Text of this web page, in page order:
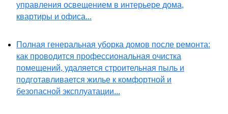
управления освещением в интерьере дома,
квартиры и офиса...
Полная генеральная уборка домов после ремонта:
как проводится профессиональная очистка
помещений, удаляется строительная пыль и
подготавливается жилье к комфортной и
безопасной эксплуатации...